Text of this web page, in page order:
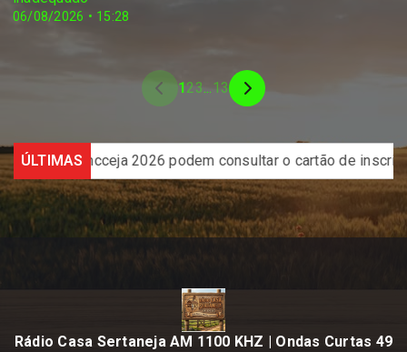
06/08/2026 • 15:28
123...13
ÚLTIMAS
podem consultar o cartão de inscrição Estado de
Rádio Casa Sertaneja AM 1100 KHZ | Ondas Curtas 49